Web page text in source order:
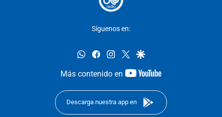
Síguenos en:
whatsappfacebookinstagram
twittergoogle
Más contenido en
youtube-
Descarga nuestra app en